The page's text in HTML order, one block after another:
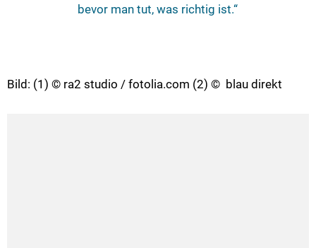
bevor man tut, was richtig ist.“
Bild: (1) © ra2 studio / fotolia.com (2) © blau direkt